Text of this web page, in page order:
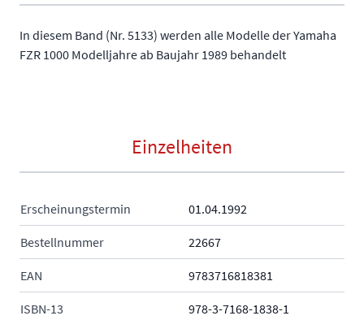
In diesem Band (Nr. 5133) werden alle Modelle der Yamaha
FZR 1000 Modelljahre ab Baujahr 1989 behandelt
Einzelheiten
Erscheinungstermin 01.04.1992
Bestellnummer 22667
EAN 9783716818381
ISBN-13 978-3-7168-1838-1